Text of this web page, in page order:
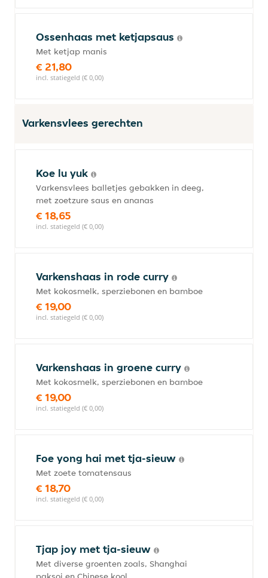
Ossenhaas met ketjapsaus
Met ketjap manis
€ 21,80
incl. statiegeld (€ 0,00)
Varkensvlees gerechten
Koe lu yuk
Varkensvlees balletjes gebakken in deeg,
met zoetzure saus en ananas
€ 18,65
incl. statiegeld (€ 0,00)
Varkenshaas in rode curry
Met kokosmelk, sperziebonen en bamboe
€ 19,00
incl. statiegeld (€ 0,00)
Varkenshaas in groene curry
Met kokosmelk, sperziebonen en bamboe
€ 19,00
incl. statiegeld (€ 0,00)
Foe yong hai met tja-sieuw
Met zoete tomatensaus
€ 18,70
incl. statiegeld (€ 0,00)
Tjap joy met tja-sieuw
Met diverse groenten zoals, Shanghai